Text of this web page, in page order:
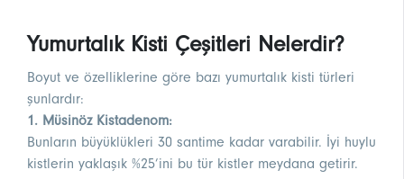
Yumurtalık Kisti Çeşitleri Nelerdir?
Boyut ve özelliklerine göre bazı yumurtalık kisti türleri
şunlardır:
1. Müsinöz Kistadenom:
Bunların büyüklükleri 30 santime kadar varabilir. İyi huylu
kistlerin yaklaşık %25’ini bu tür kistler meydana getirir.